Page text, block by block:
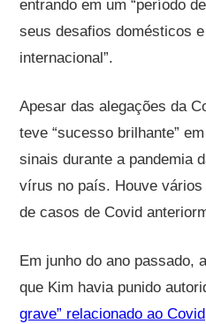
entrando em um “período
seus desafios domésticos
internacional”.
Apesar das alegações da
teve “sucesso brilhante”
sinais durante a pandemia
vírus no país. Houve
de casos de Covid
Em junho do ano passado,
que Kim havia punido
grave” relacionado ao